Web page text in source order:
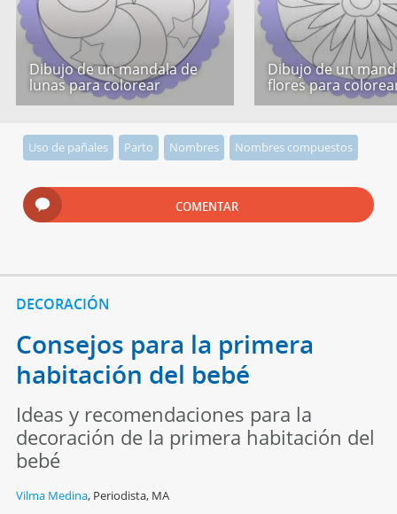
Dibujo de un mandala de
lunas para colorear
Dibujo de un
flores para
Uso de pañales Parto Nombres Nombres compuestos
COMENTAR
DECORACIÓN
Consejos para la primera
habitación del bebé
Ideas y recomendaciones para la
decoración de la primera habitación del
bebé
Vilma Medina, Periodista, MA